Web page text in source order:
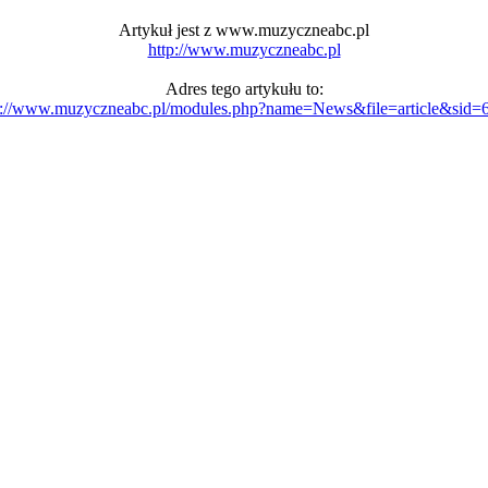
Artykuł jest z www.muzyczneabc.pl
http://www.muzyczneabc.pl
Adres tego artykułu to:
www.muzyczneabc.pl/